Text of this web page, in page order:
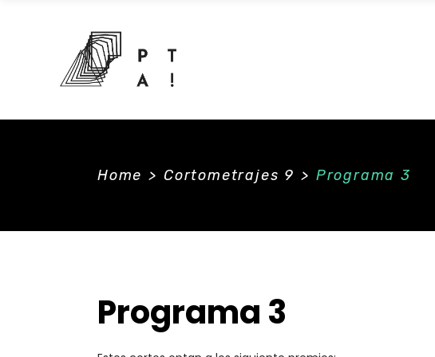
Home > Cortometrajes 9 > Programa 3
Programa 3